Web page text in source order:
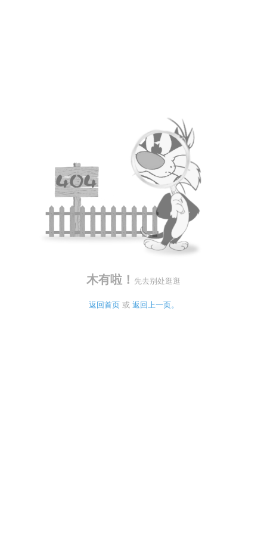
木有啦！ 先去别处逛逛
返回首页 或 返回上一页。